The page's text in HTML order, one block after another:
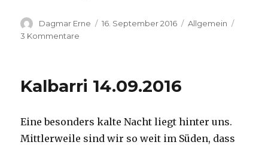
Autor
Dagmar Erne
Veröffentlicht
16. September 2016 Kategorien
Allgemein
3 Kommentare
Kalbarri 14.09.2016
Eine besonders kalte Nacht liegt hinter uns.
Mittlerweile sind wir so weit im Süden, dass